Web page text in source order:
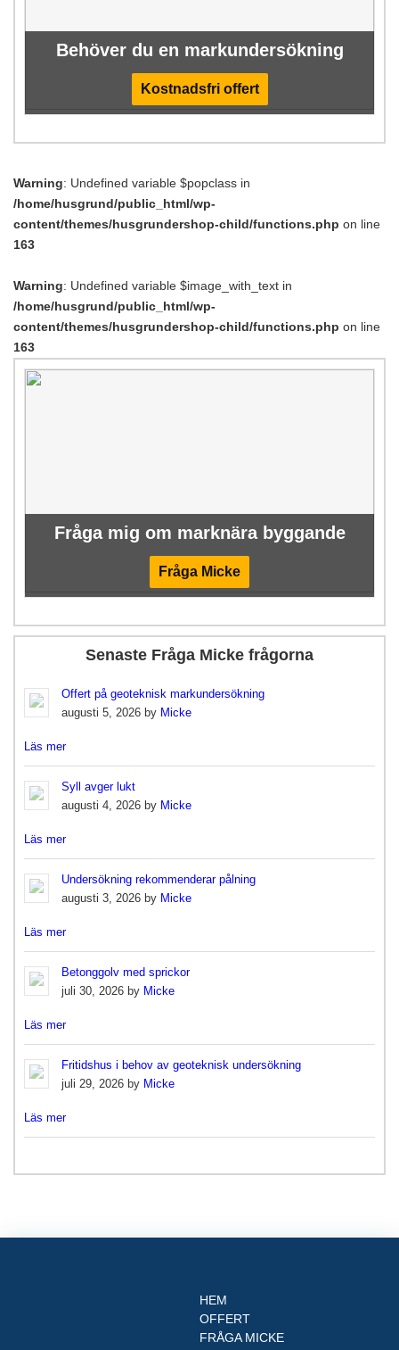
Behöver du en markundersökning
Kostnadsfri offert
Warning: Undefined variable $popclass in
/home/husgrund/public_html/wp-
content/themes/husgrundershop-child/functions.php on line
163
Warning: Undefined variable $image_with_text in
/home/husgrund/public_html/wp-
content/themes/husgrundershop-child/functions.php on line
163
Fråga mig om marknära byggande
Fråga Micke
Senaste Fråga Micke frågorna
Offert på geoteknisk markundersökning
augusti 5, 2026 by Micke
Läs mer
Syll avger lukt
augusti 4, 2026 by Micke
Läs mer
Undersökning rekommenderar pålning
augusti 3, 2026 by Micke
Läs mer
Betonggolv med sprickor
juli 30, 2026 by Micke
Läs mer
Fritidshus i behov av geoteknisk undersökning
juli 29, 2026 by Micke
Läs mer
HEM
OFFERT
FRÅGA MICKE